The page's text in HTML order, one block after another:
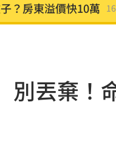
？房東溢價快10萬
妻淚：今天好快樂
千玉亡父超狂身分曝
婦險遭砸頭受傷
別丟棄！